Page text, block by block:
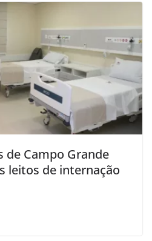
de Campo Grande
leitos de internação